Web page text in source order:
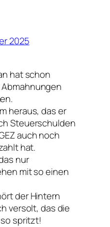
2025
hat schon
heraus, das er
Steuerschulden
auch noch
hat.
nur
mit so einen
der Hintern
versolt, das die
spritzt!